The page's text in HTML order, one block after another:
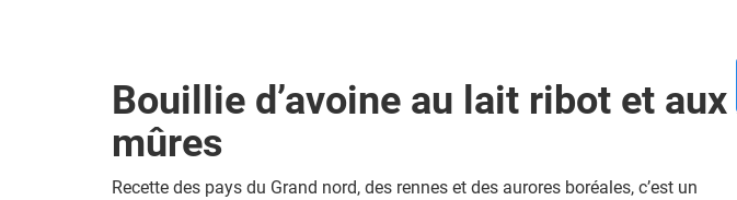
Bouillie d’avoine au lait ribot et aux
mûres
Recette des pays du Grand nord, des rennes et des aurores boréales, c’est un